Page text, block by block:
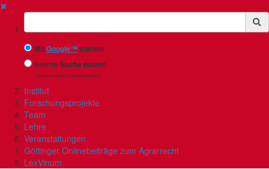
✖
Suchbegriff
MitGoogle™suchen
Interne Suche nutzen
(eingeschränkte Ergebnisqualität)
Institut
Forschungsprojekte
Team
Lehre
Veranstaltungen
Göttinger Onlinebeiträge zum Agrarrecht
LexVinum